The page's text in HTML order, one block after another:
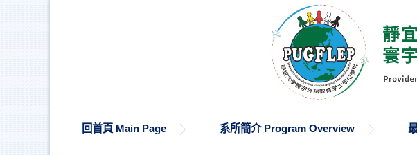
回首頁 Main Page 系所簡介 Program Overview